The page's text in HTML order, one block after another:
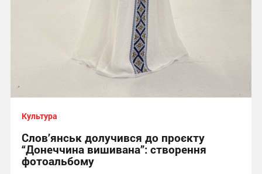
Культура
Слов’янськ долучився до проєкту
“Донеччина вишивана”: створення
фотоальбому